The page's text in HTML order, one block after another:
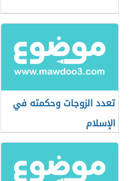
تعدد الزوجات وحكمته في
الإسلام